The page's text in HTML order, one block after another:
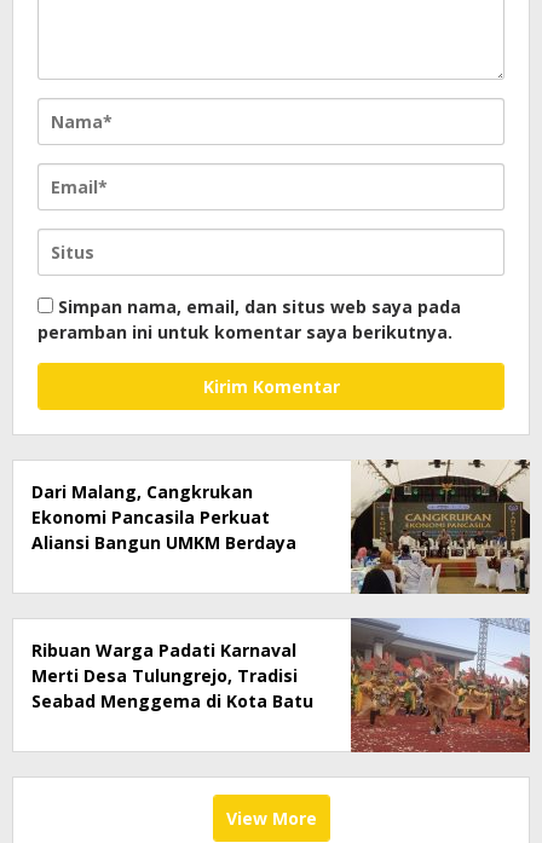
Simpan nama, email, dan situs web saya pada
peramban ini untuk komentar saya berikutnya.
Dari Malang, Cangkrukan
Ekonomi Pancasila Perkuat
Aliansi Bangun UMKM Berdaya
Ribuan Warga Padati Karnaval
Merti Desa Tulungrejo, Tradisi
Seabad Menggema di Kota Batu
View More